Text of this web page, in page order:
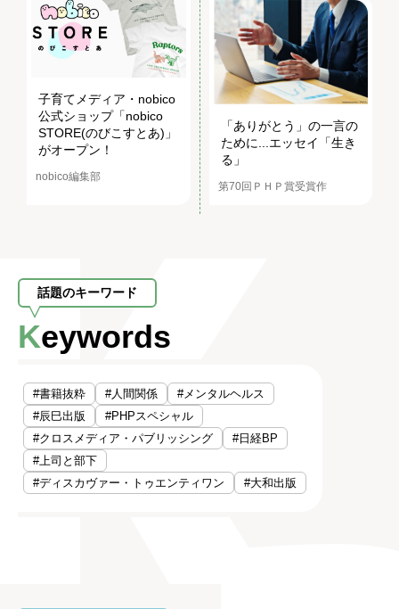
子育てメディア・nobico
公式ショップ「nobico
STORE(のびこすとあ)」
がオープン！
nobico編集部
「ありがとう」の一言の
ために...エッセイ「生き
る」
第70回ＰＨＰ賞受賞作
話題のキーワード
Keywords
#書籍抜粋 #人間関係
#メンタルヘルス
#辰巳出版
#PHPスペシャル
#クロスメディア・パブリッシング
#日経BP
#上司と部下
#ディスカヴァー・トゥエンティワン
#大和出版